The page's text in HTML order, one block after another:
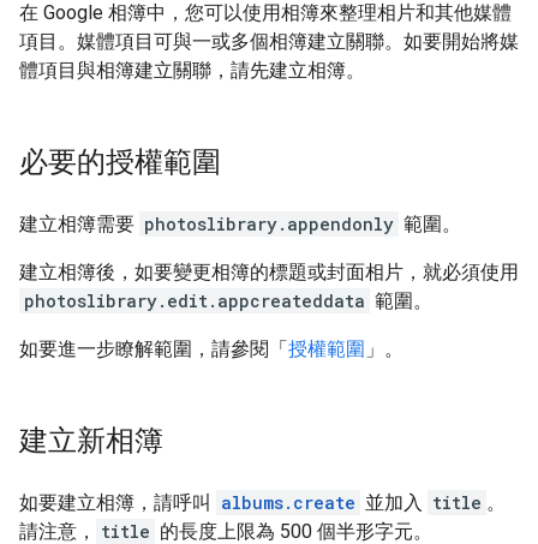
在 Google 相簿中，您可以使用相簿來整理相片和其他媒體
項目。媒體項目可與一或多個相簿建立關聯。如要開始將媒
體項目與相簿建立關聯，請先建立相簿。
必要的授權範圍
建立相簿需要 photoslibrary.appendonly 範圍。
建立相簿後，如要變更相簿的標題或封面相片，就必須使用
photoslibrary.edit.appcreateddata 範圍。
如要進一步瞭解範圍，請參閱「授權範圍 」。
建立新相簿
如要建立相簿，請呼叫 albums.create 並加入 title 。
請注意，
title 的長度上限為 500 個半形字元。